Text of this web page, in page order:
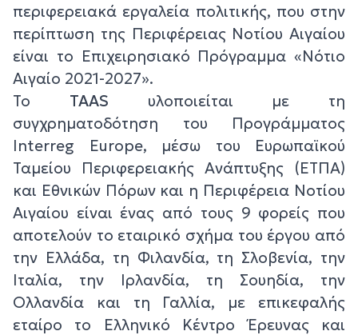
περιφερειακά εργαλεία πολιτικής, που στην
περίπτωση της Περιφέρειας Νοτίου Αιγαίου
είναι το Επιχειρησιακό Πρόγραμμα «Νότιο
Αιγαίο 2021-2027».
Το TAAS υλοποιείται με τη
συγχρηματοδότηση του Προγράμματος
Interreg Europe, μέσω του Ευρωπαϊκού
Ταμείου Περιφερειακής Ανάπτυξης (ΕΤΠΑ)
και Εθνικών Πόρων και η Περιφέρεια Νοτίου
Αιγαίου είναι ένας από τους 9 φορείς που
αποτελούν το εταιρικό σχήμα του έργου από
την Ελλάδα, τη Φιλανδία, τη Σλοβενία, την
Ιταλία, την Ιρλανδία, τη Σουηδία, την
Ολλανδία και τη Γαλλία, με επικεφαλής
εταίρο το Ελληνικό Κέντρο Έρευνας και